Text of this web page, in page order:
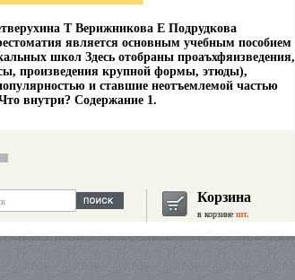
Т Верижникова Е Подрудкова
является основным учебным пособием
школ Здесь отобраны проаъхфяизведения,
произведения крупной формы, этюды),
и ставшие неотъемлемой частью
внутри? Содержание 1.
Корзина
в корзинешт.